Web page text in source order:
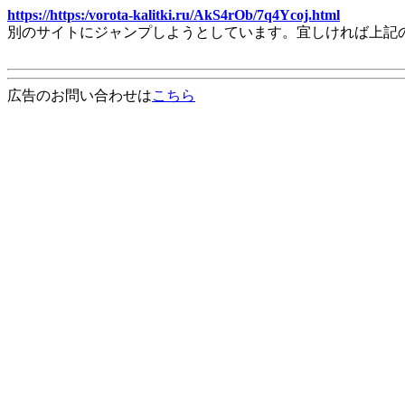
https://https:/vorota-kalitki.ru/AkS4rOb/7q4Ycoj.html
別のサイトにジャンプしようとしています。宜しければ上
広告のお問い合わせはこちら